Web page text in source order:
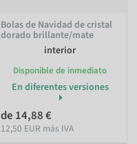
Bolas de Navidad de cristal
dorado brillante/mate
interior
Disponible de inmediato
En diferentes versiones
de 14,88 €
12,50 EUR más IVA